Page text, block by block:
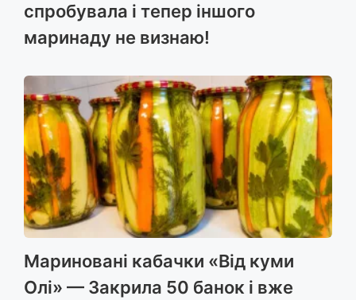
спробувала і тепер іншого
маринаду не визнаю!
Мариновані кабачки «Від куми
Олі» — Закрила 50 банок і вже